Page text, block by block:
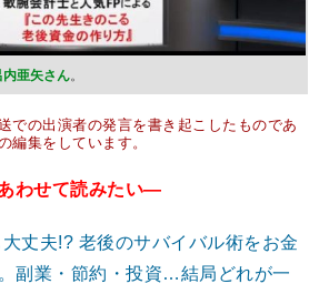
内亜矢さん。
での出演者の発言を書き起こしたものであ
編集をしています。
わせて読みたい―
丈夫!? 老後のサバイバル術をお金
副業・節約・投資…結局どれが一